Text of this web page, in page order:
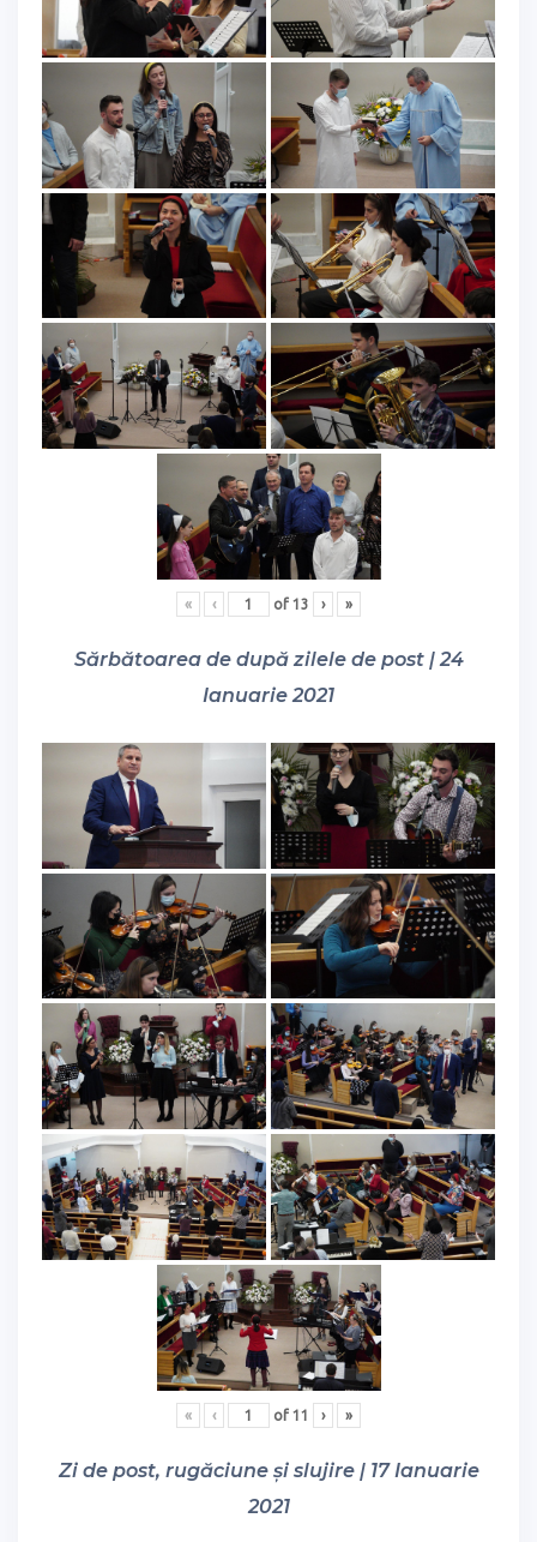
« ‹ of 13 › »
Sărbătoarea de după zilele de post | 24
Ianuarie 2021
« ‹ of 11 › »
Zi de post, rugăciune și slujire | 17 Ianuarie
2021